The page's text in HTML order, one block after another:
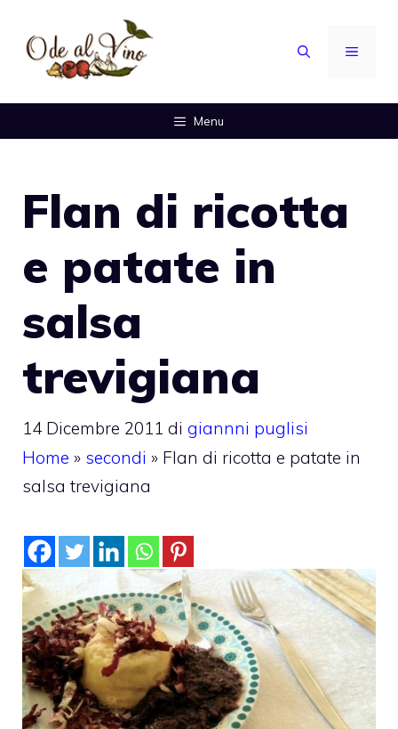
contenuto
MENU
Menu
Flan di ricotta
e patate in
salsa
trevigiana
14 Dicembre 2011 di giannni puglisi
Home » secondi » Flan di ricotta e patate in
salsa trevigiana